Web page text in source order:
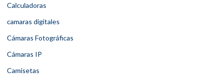
Calculadoras
camaras digitales
Cámaras Fotográficas
Cámaras IP
Camisetas